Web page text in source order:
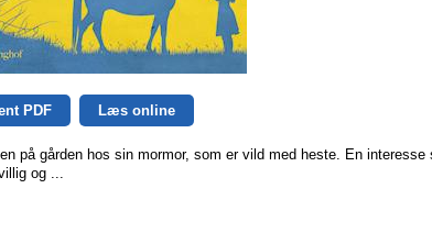
PDF Læs online
på gården hos sin mormor, som er vild med heste. En interesse
og ...